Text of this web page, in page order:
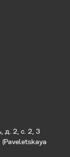
д. 2, с. 2, 3
(Paveletskaya